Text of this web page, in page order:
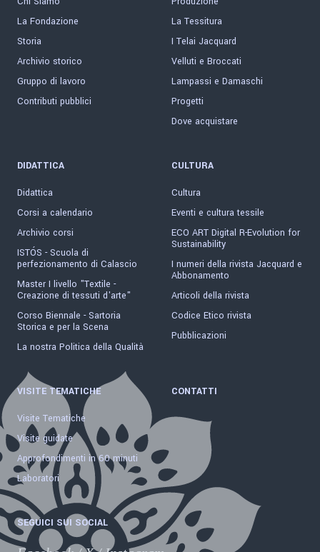
La Fondazione
Storia
Archivio storico
Gruppo di lavoro
Contributi pubblici
La Tessitura
I Telai Jacquard
Velluti e Broccati
Lampassi e Damaschi
Progetti
Dove acquistare
DIDATTICA
Didattica
Corsi a calendario
Archivio corsi
ISTÓS - Scuola di
perfezionamento di Calascio
Master I livello "Textile -
Creazione di tessuti d'arte"
Corso Biennale - Sartoria
Storica e per la Scena
La nostra Politica della Qualità
CULTURA
Cultura
Eventi e cultura tessile
ECO ART Digital R-Evolution for
Sustainability
I numeri della rivista Jacquard e
Abbonamento
Articoli della rivista
Codice Etico rivista
Pubblicazioni
VISITE TEMATICHE
Visite Tematiche
Visite guidate
Approfondimenti in 60 minuti
Laboratori
CONTATTI
SEGUICI SUI SOCIAL